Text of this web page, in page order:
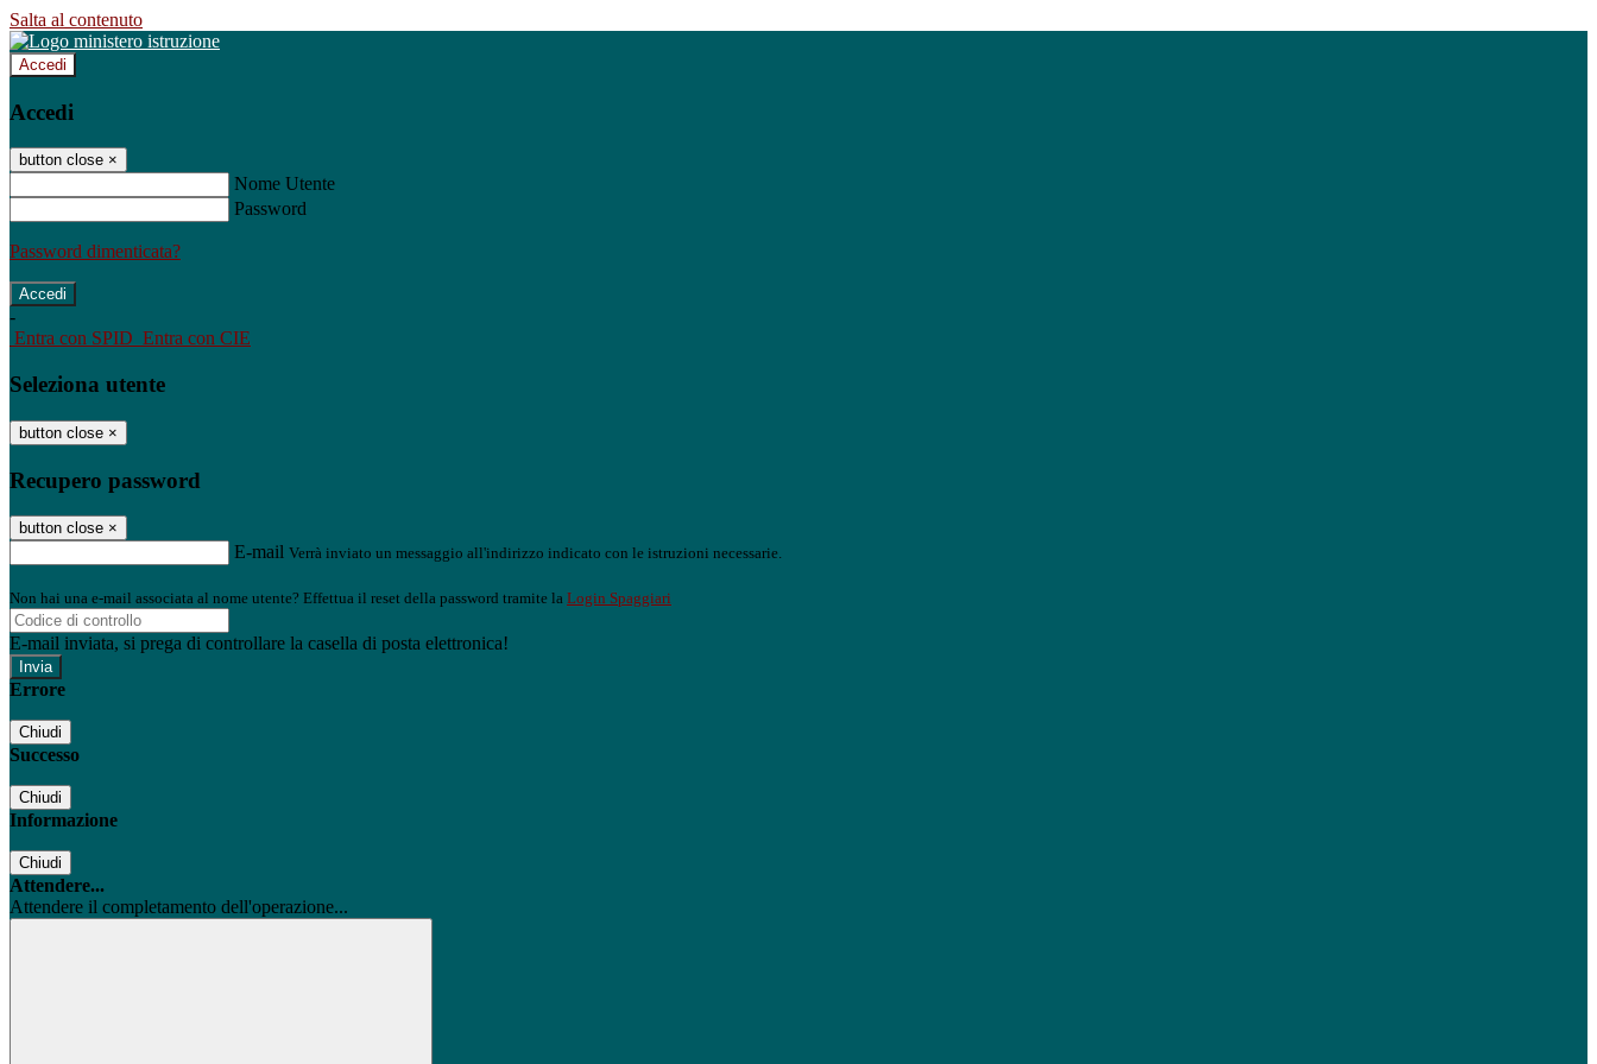
Salta al contenuto
Accedi
Accedi
button close ×
Nome Utente
Password
Password dimenticata?
-
Entra con SPID Entra con CIE
Seleziona utente
button close ×
Recupero password
button close ×
E-mail Verrà inviato un messaggio all'indirizzo indicato con le istruzioni necessarie.
Non hai una e-mail associata al nome utente? Effettua il reset della password tramite la Login Spaggiari
E-mail inviata, si prega di controllare la casella di posta elettronica!
Errore
Chiudi
Successo
Chiudi
Informazione
Chiudi
Attendere...
Attendere il completamento dell'operazione...